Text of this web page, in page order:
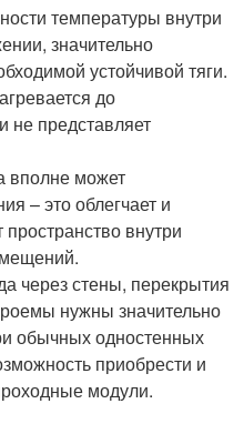
температуры внутри
значительно
устойчивой тяги.
до
не представляет
вполне может
– это облегчает и
внутри
через стены, перекрытия
нужны значительно
обычных одностенных
приобрести и
модули.